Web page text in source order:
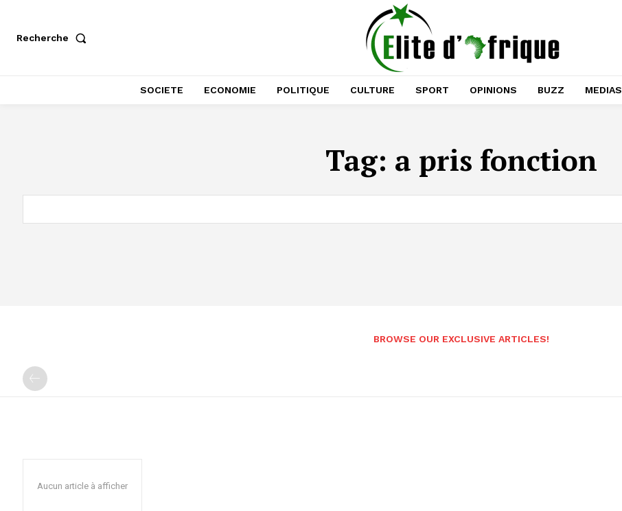
Recherche
SOCIETE ECONOMIE POLITIQUE CULTURE SPORT OPINIONS BUZZ MEDIAS
Tag: a pris fonction
BROWSE OUR EXCLUSIVE ARTICLES!
Aucun article à afficher